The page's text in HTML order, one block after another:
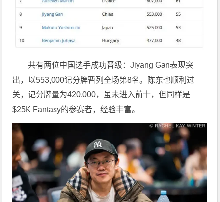
共有两位中国选手成功晋级：Jiyang Gan表现突
出，以553,000记分牌暂列全场第8名。陈东也顺利过
关，记分牌量为420,000，虽未进入前十，但同样是
$25K Fantasy的参赛者，经验丰富。